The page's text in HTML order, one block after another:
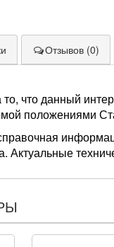
Отзывов (0)
то, что данный
положениями
Актуальные